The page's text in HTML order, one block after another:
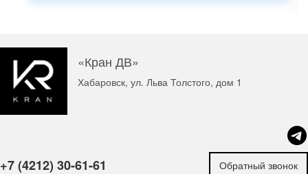
«Кран ДВ»
Хабаровск, ул. Льва Толстого, дом 1
+7 (4212) 30-61-61 Обратный звонок